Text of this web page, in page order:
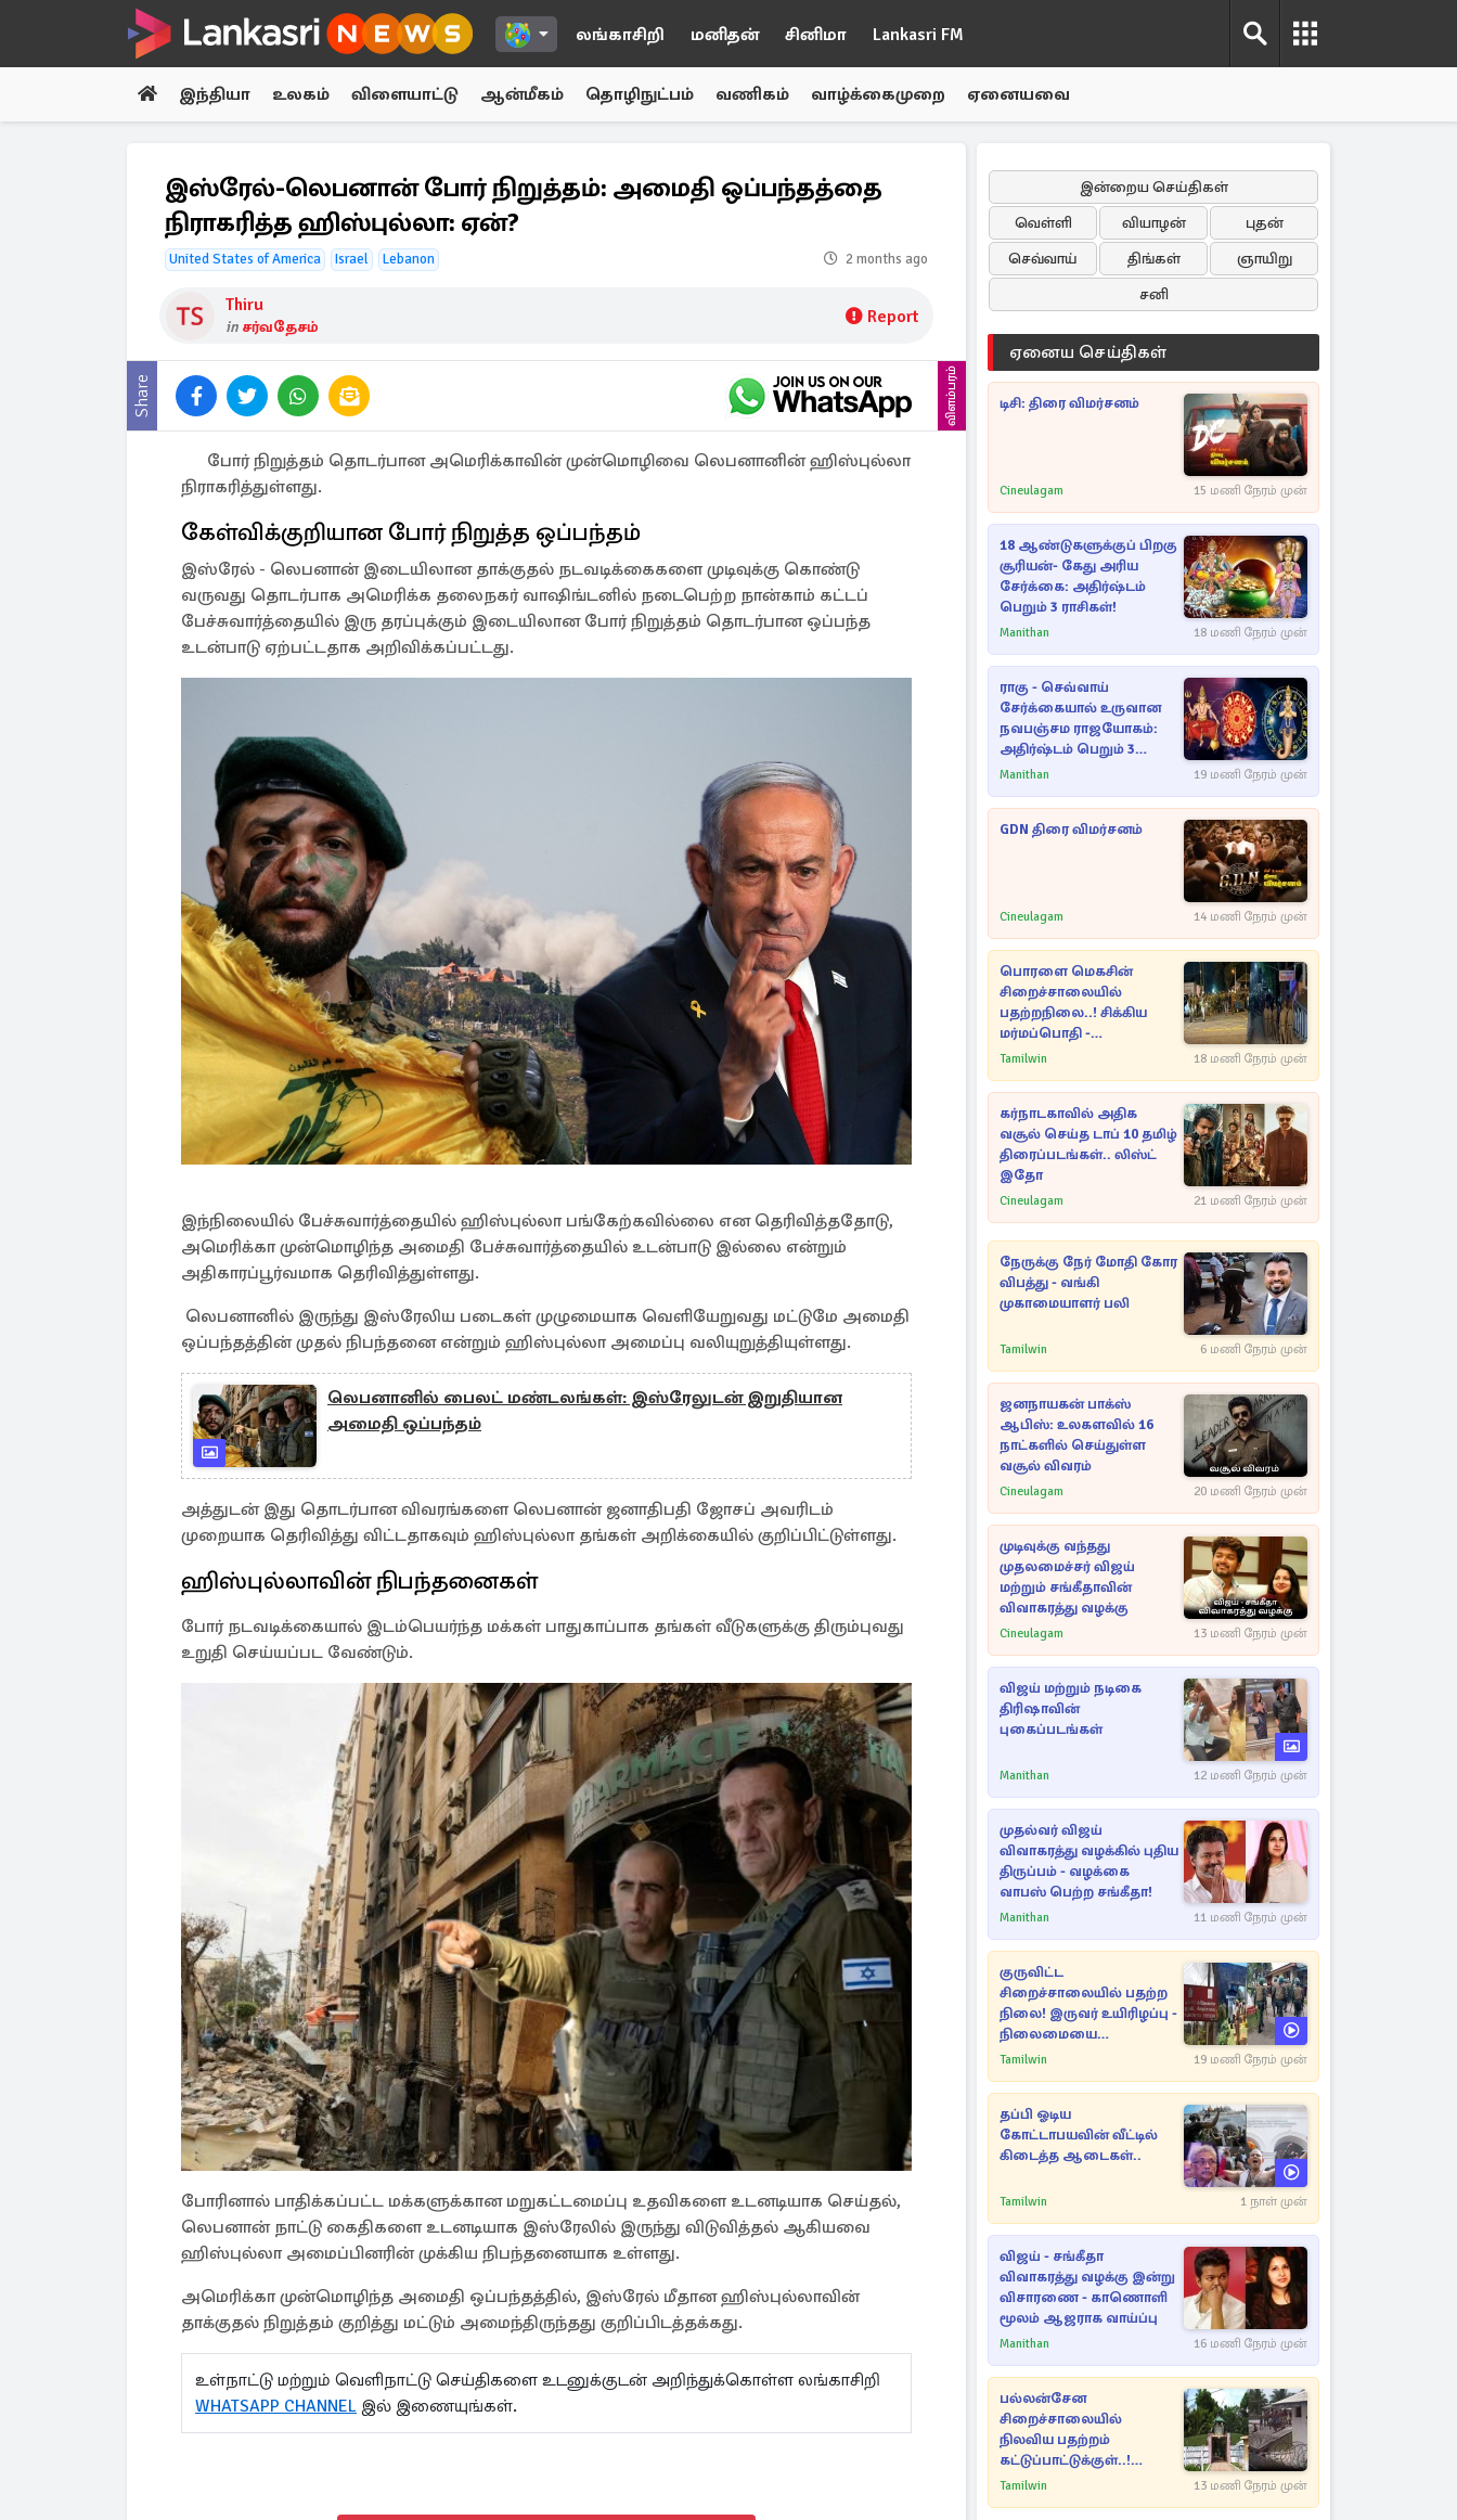
லங்காசிறி மனிதன் சினிமா Lankasri FM
இந்தியா உலகம் விளையாட்டு ஆன்மீகம் தொழிநுட்பம் வணிகம் வாழ்க்கைமுறை ஏனையவை
இஸ்ரேல்-லெபனான் போர் நிறுத்தம்: அமைதி ஒப்பந்தத்தை
நிராகரித்த ஹிஸ்புல்லா: ஏன்?
United States of America Israel Lebanon 2 months ago
Thiru
in சர்வதேசம் Report
Share விளம்பரம்
போர் நிறுத்தம் தொடர்பான அமெரிக்காவின் முன்மொழிவை லெபனானின் ஹிஸ்புல்லா
நிராகரித்துள்ளது.
கேள்விக்குறியான போர் நிறுத்த ஒப்பந்தம்
இஸ்ரேல் - லெபனான் இடையிலான தாக்குதல் நடவடிக்கைகளை முடிவுக்கு கொண்டு
வருவது தொடர்பாக அமெரிக்க தலைநகர் வாஷிங்டனில் நடைபெற்ற நான்காம் கட்டப்
பேச்சுவார்த்தையில் இரு தரப்புக்கும் இடையிலான போர் நிறுத்தம் தொடர்பான ஒப்பந்த
உடன்பாடு ஏற்பட்டதாக அறிவிக்கப்பட்டது.
இந்நிலையில் பேச்சுவார்த்தையில் ஹிஸ்புல்லா பங்கேற்கவில்லை என தெரிவித்ததோடு,
அமெரிக்கா முன்மொழிந்த அமைதி பேச்சுவார்த்தையில் உடன்பாடு இல்லை என்றும்
அதிகாரப்பூர்வமாக தெரிவித்துள்ளது.
லெபனானில் இருந்து இஸ்ரேலிய படைகள் முழுமையாக வெளியேறுவது மட்டுமே அமைதி
ஒப்பந்தத்தின் முதல் நிபந்தனை என்றும் ஹிஸ்புல்லா அமைப்பு வலியுறுத்தியுள்ளது.
லெபனானில் பைலட் மண்டலங்கள்: இஸ்ரேலுடன் இறுதியான
அமைதி ஒப்பந்தம்
அத்துடன் இது தொடர்பான விவரங்களை லெபனான் ஜனாதிபதி ஜோசப் அவரிடம்
முறையாக தெரிவித்து விட்டதாகவும் ஹிஸ்புல்லா தங்கள் அறிக்கையில் குறிப்பிட்டுள்ளது.
ஹிஸ்புல்லாவின் நிபந்தனைகள்
போர் நடவடிக்கையால் இடம்பெயர்ந்த மக்கள் பாதுகாப்பாக தங்கள் வீடுகளுக்கு திரும்புவது
உறுதி செய்யப்பட வேண்டும்.
போரினால் பாதிக்கப்பட்ட மக்களுக்கான மறுகட்டமைப்பு உதவிகளை உடனடியாக செய்தல்,
லெபனான் நாட்டு கைதிகளை உடனடியாக இஸ்ரேலில் இருந்து விடுவித்தல் ஆகியவை
ஹிஸ்புல்லா அமைப்பினரின் முக்கிய நிபந்தனையாக உள்ளது.
அமெரிக்கா முன்மொழிந்த அமைதி ஒப்பந்தத்தில், இஸ்ரேல் மீதான ஹிஸ்புல்லாவின்
தாக்குதல் நிறுத்தம் குறித்து மட்டும் அமைந்திருந்தது குறிப்பிடத்தக்கது.
உள்நாட்டு மற்றும் வெளிநாட்டு செய்திகளை உடனுக்குடன் அறிந்துக்கொள்ள லங்காசிறி
WHATSAPP CHANNEL இல் இணையுங்கள்.
இன்றைய செய்திகள்
வெள்ளி
வியாழன்
புதன்
செவ்வாய்
திங்கள்
ஞாயிறு
சனி
ஏனைய செய்திகள்
டிசி: திரை விமர்சனம்
Cineulagam 15 மணி நேரம் முன்
18 ஆண்டுகளுக்குப் பிறகு
சூரியன்- கேது அரிய
சேர்க்கை: அதிர்ஷ்டம்
பெறும் 3 ராசிகள்!
Manithan 18 மணி நேரம் முன்
ராகு - செவ்வாய்
சேர்க்கையால் உருவான
நவபஞ்சம ராஜயோகம்:
அதிர்ஷ்டம் பெறும் 3
ராசிகள்!
Manithan 19 மணி நேரம் முன்
GDN திரை விமர்சனம்
Cineulagam 14 மணி நேரம் முன்
பொரளை மெகசின்
சிறைச்சாலையில்
பதற்றநிலை..! சிக்கிய
மர்மப்பொதி -
பின்னணியில் வெளியான
Tamilwin 18 மணி நேரம் முன்
கர்நாடகாவில் அதிக
வசூல் செய்த டாப் 10 தமிழ்
திரைப்படங்கள்.. லிஸ்ட்
இதோ
Cineulagam 21 மணி நேரம் முன்
நேருக்கு நேர் மோதி கோர
விபத்து - வங்கி
முகாமையாளர் பலி
Tamilwin 6 மணி நேரம் முன்
ஜனநாயகன் பாக்ஸ்
ஆபிஸ்: உலகளவில் 16
நாட்களில் செய்துள்ள
வசூல் விவரம்
Cineulagam 20 மணி நேரம் முன்
முடிவுக்கு வந்தது
முதலமைச்சர் விஜய்
மற்றும் சங்கீதாவின்
விவாகரத்து வழக்கு
Cineulagam 13 மணி நேரம் முன்
விஜய் மற்றும் நடிகை
திரிஷாவின்
புகைப்படங்கள்
Manithan 12 மணி நேரம் முன்
முதல்வர் விஜய்
விவாகரத்து வழக்கில் புதிய
திருப்பம் - வழக்கை
வாபஸ் பெற்ற சங்கீதா!
Manithan 11 மணி நேரம் முன்
குருவிட்ட
சிறைச்சாலையில் பதற்ற
நிலை! இருவர் உயிரிழப்பு -
நிலைமையை
கட்டுப்படுத்த பொலிஸார்
Tamilwin 19 மணி நேரம் முன்
தப்பி ஓடிய
கோட்டாபயவின் வீட்டில்
கிடைத்த ஆடைகள்..
Tamilwin 1 நாள் முன்
விஜய் - சங்கீதா
விவாகரத்து வழக்கு இன்று
விசாரணை - காணொளி
மூலம் ஆஜராக வாய்ப்பு
Manithan 16 மணி நேரம் முன்
பல்லன்சேன
சிறைச்சாலையில்
நிலவிய பதற்றம்
கட்டுப்பாட்டுக்குள்..!
அதிரடியாக களமிறங்கிய
Tamilwin 13 மணி நேரம் முன்